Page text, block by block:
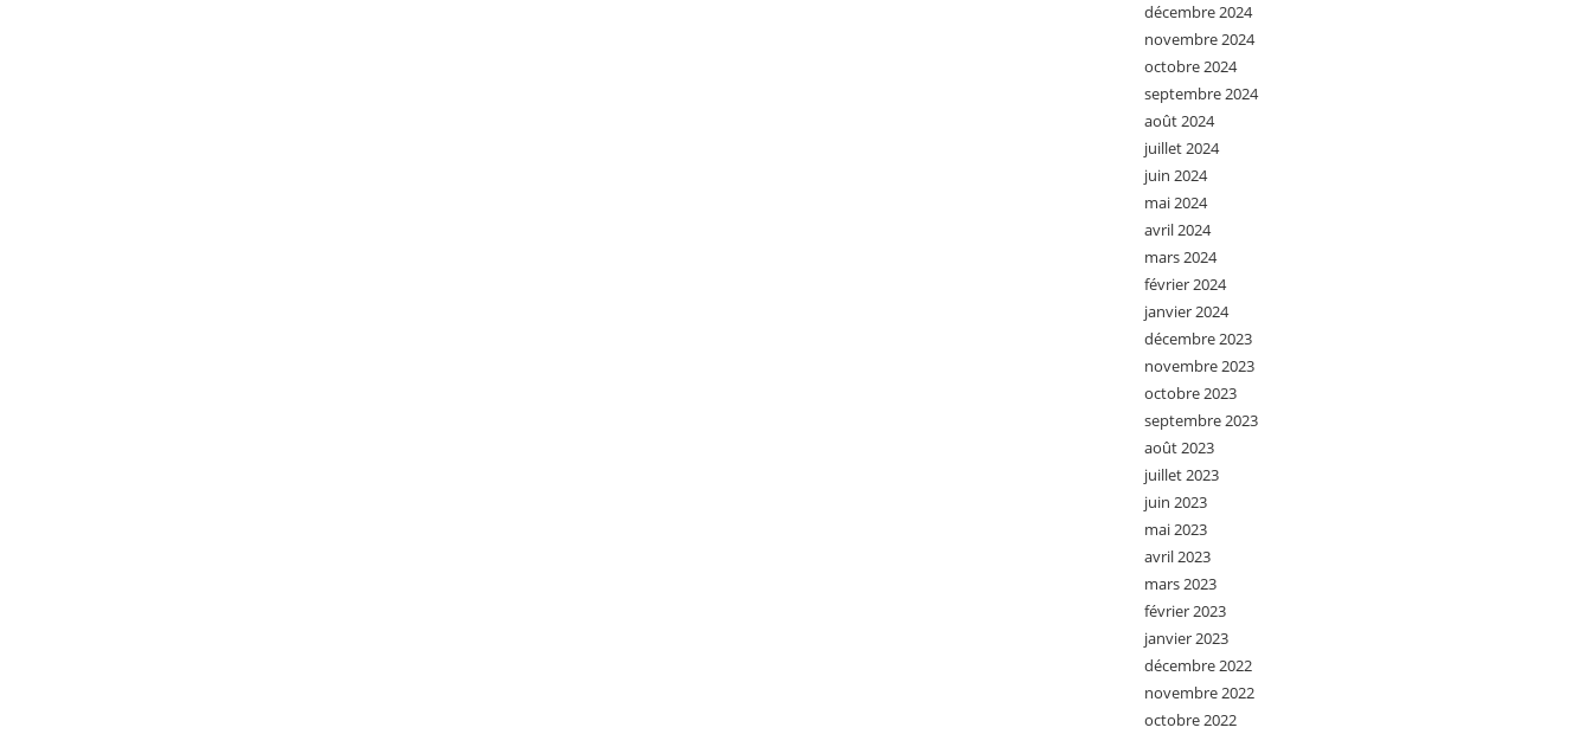
décembre 2024
novembre 2024
octobre 2024
septembre 2024
août 2024
juillet 2024
juin 2024
mai 2024
avril 2024
mars 2024
février 2024
janvier 2024
décembre 2023
novembre 2023
octobre 2023
septembre 2023
août 2023
juillet 2023
juin 2023
mai 2023
avril 2023
mars 2023
février 2023
janvier 2023
décembre 2022
novembre 2022
octobre 2022